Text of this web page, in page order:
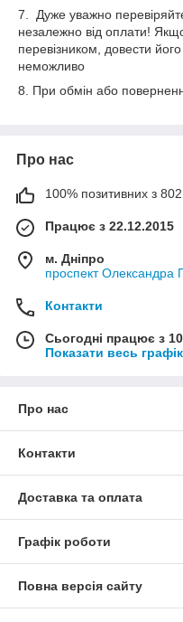
7. Дуже уважно
незалежно від оплати!
перевізником, довести
неможливо
8. При обмін або
Про нас
100% позитивних з 802
Працює з 22.12.2015
м. Дніпро
проспект Олександра
Контакти
Сьогодні працює з
Показати весь
Про нас
Контакти
Доставка та оплата
Графік роботи
Повна версія сайту